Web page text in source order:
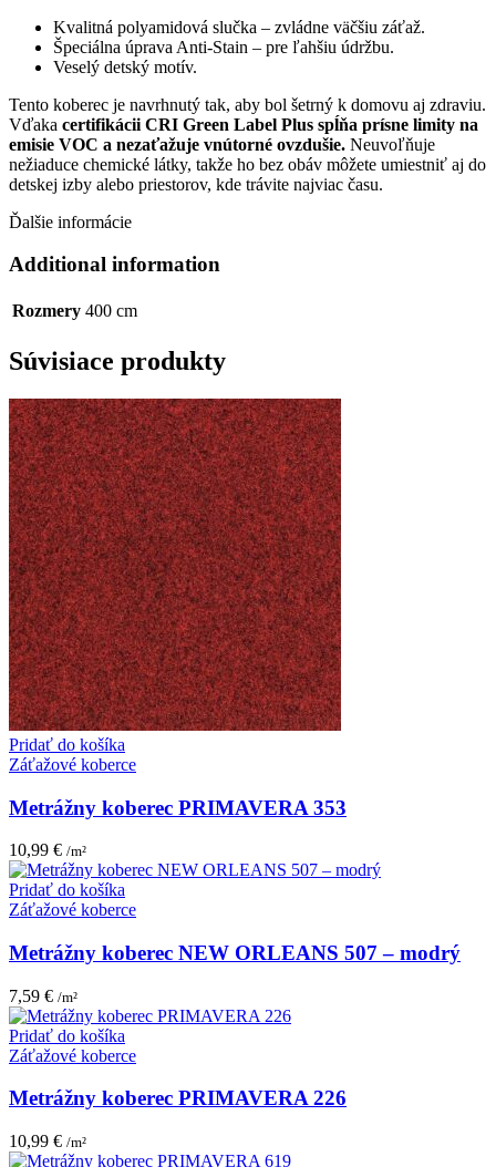
Kvalitná polyamidová slučka – zvládne väčšiu záťaž.
Špeciálna úprava Anti-Stain – pre ľahšiu údržbu.
Veselý detský motív.
Tento koberec je navrhnutý tak, aby bol šetrný k domovu aj zdraviu.
Vďaka certifikácii CRI Green Label Plus spĺňa prísne limity na
emisie VOC a nezaťažuje vnútorné ovzdušie. Neuvoľňuje
nežiaduce chemické látky, takže ho bez obáv môžete umiestniť aj do
detskej izby alebo priestorov, kde trávite najviac času.
Ďalšie informácie
Additional information
Rozmery 400 cm
Súvisiace produkty
Pridať do košíka
Záťažové koberce
Metrážny koberec PRIMAVERA 353
10,99 € /m²
Pridať do košíka
Záťažové koberce
Metrážny koberec NEW ORLEANS 507 – modrý
7,59 € /m²
Pridať do košíka
Záťažové koberce
Metrážny koberec PRIMAVERA 226
10,99 € /m²